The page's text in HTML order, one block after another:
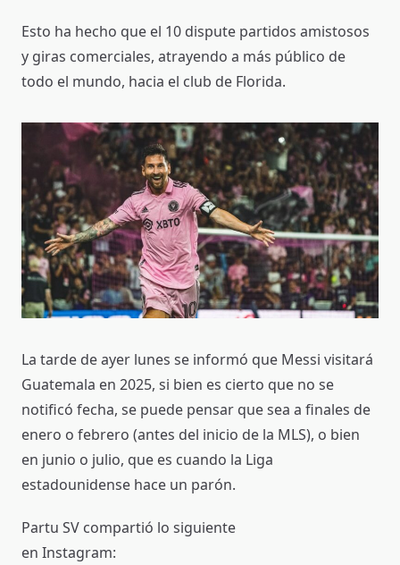
Esto ha hecho que el 10 dispute partidos amistosos
y giras comerciales, atrayendo a más público de
todo el mundo, hacia el club de Florida.
La tarde de ayer lunes se informó que Messi visitará
Guatemala en 2025, si bien es cierto que no se
notificó fecha, se puede pensar que sea a finales de
enero o febrero (antes del inicio de la MLS), o bien
en junio o julio, que es cuando la Liga
estadounidense hace un parón.
Partu SV compartió lo siguiente
en Instagram: